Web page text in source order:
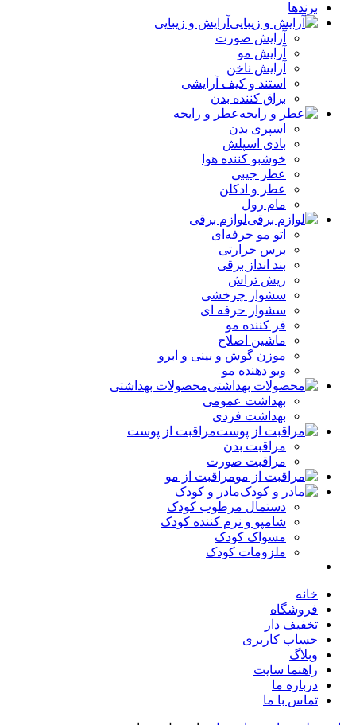
برندها
آرایش و زیبایی
آرایش صورت
آرایش مو
آرایش ناخن
استند و کیف آرایشی
براق کننده بدن
عطر و رایحه
اسپری بدن
بادی اسپلش
خوشبو کننده هوا
عطر جیبی
عطر و ادکلن
مام رول
لوازم برقی
اتو مو حرفه‌ای
برس حرارتی
بند انداز برقی
ریش تراش
سشوار چرخشی
سشوار حرفه ای
فر کننده‌ مو
ماشین اصلاح
موزن گوش و بینی و ابرو
ویو دهنده مو
محصولات بهداشتی
بهداشت عمومی
بهداشت فردی
مراقبت از پوست
مراقبت بدن
مراقبت صورت
مراقبت از مو
مادر و کودک
دستمال مرطوب کودک
شامپو و نرم کننده کودک
مسواک کودک
ملزومات کودک
خانه
فروشگاه
تخفیف دار
حساب کاربری
وبلاگ
راهنما سایت
درباره ما
تماس با ما